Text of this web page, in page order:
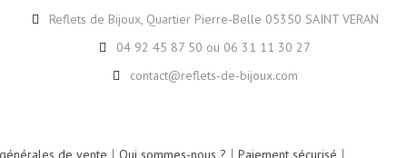
Reflets de Bijoux, Quartier Pierre-Belle 05350 SAINT VERAN
04 92 45 87 50 ou 06 31 11 30 27
contact@reflets-de-bijoux.com
de vente Qui sommes-nous ? Paiement sécurisé